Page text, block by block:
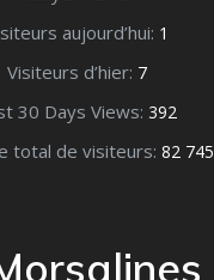
aujourd’hui: 1
Visiteurs d’hier: 7
30 Days Views: 392
total de visiteurs: 82 745